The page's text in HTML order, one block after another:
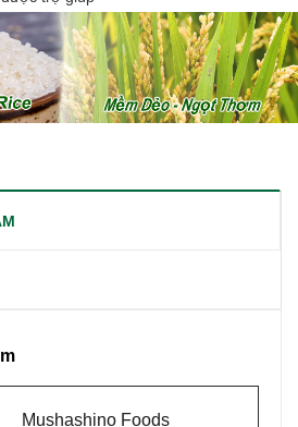
Mushashino Foods